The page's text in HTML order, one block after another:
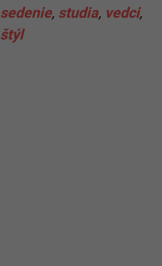
sedenie, studia, vedci,